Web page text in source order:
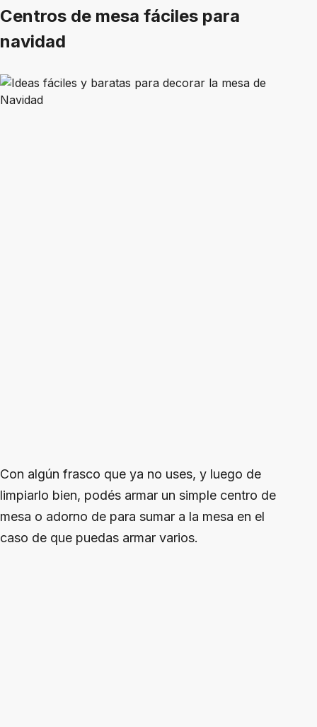
Centros de mesa fáciles para
navidad
Con algún frasco que ya no uses, y luego de
limpiarlo bien, podés armar un simple centro de
mesa o adorno de para sumar a la mesa en el
caso de que puedas armar varios.